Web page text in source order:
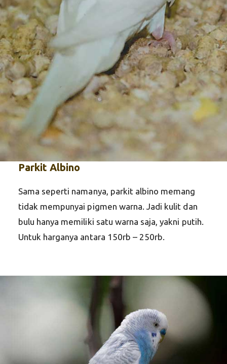
Parkit Albino
Sama seperti namanya, parkit albino memang
tidak mempunyai pigmen warna. Jadi kulit dan
bulu hanya memiliki satu warna saja, yakni putih.
Untuk harganya antara 150rb – 250rb.